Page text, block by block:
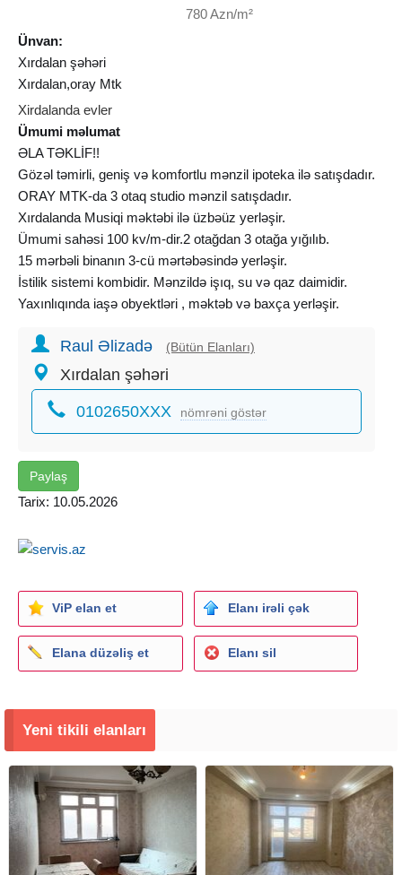
780 Azn/m²
Ünvan:
Xırdalan şəhəri
Xırdalan,oray Mtk
Xirdalanda evler
Ümumi məlumat
ƏLA TƏKLİF!!
Gözəl təmirli, geniş və komfortlu mənzil ipoteka ilə satışdadır.
ORAY MTK-da 3 otaq studio mənzil satışdadır.
Xırdalanda Musiqi məktəbi ilə üzbəüz yerləşir.
Ümumi sahəsi 100 kv/m-dir.2 otağdan 3 otağa yığılıb.
15 mərbəli binanın 3-cü mərtəbəsində yerləşir.
İstilik sistemi kombidir. Mənzildə işıq, su və qaz daimidir.
Yaxınlıqında iaşə obyektləri , məktəb və baxça yerləşir.
olankirayə mənzillərmexanizminə aiddir. 25 illik götürülüb,
təxmini 20 il qalıb. ÖTÜRMƏ AKTİVDİR.
SƏNƏD KUPÇADIR! RƏSMİ GƏLİR VƏ YA VÖEN TƏLƏB
OLUNUR.
İLKİN ÖDƏNİŞ: 78.000 AZN
MÜDDƏT: 20 İL
Raul Əlizadə (Bütün Elanları)
Xırdalan şəhəri
0102650XXX nömrəni göstər
Paylaş
Tarix: 10.05.2026
ViP elan et Elanı irəli çək
Elana düzəliş et Elanı sil
Yeni tikili elanları